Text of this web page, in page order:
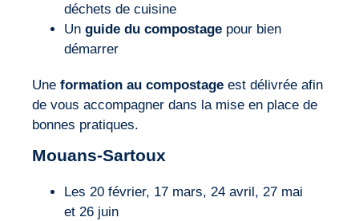
déchets de cuisine
Un guide du compostage pour bien
démarrer
Une formation au compostage est délivrée afin
de vous accompagner dans la mise en place de
bonnes pratiques.
Mouans-Sartoux
Les 20 février, 17 mars, 24 avril, 27 mai
et 26 juin